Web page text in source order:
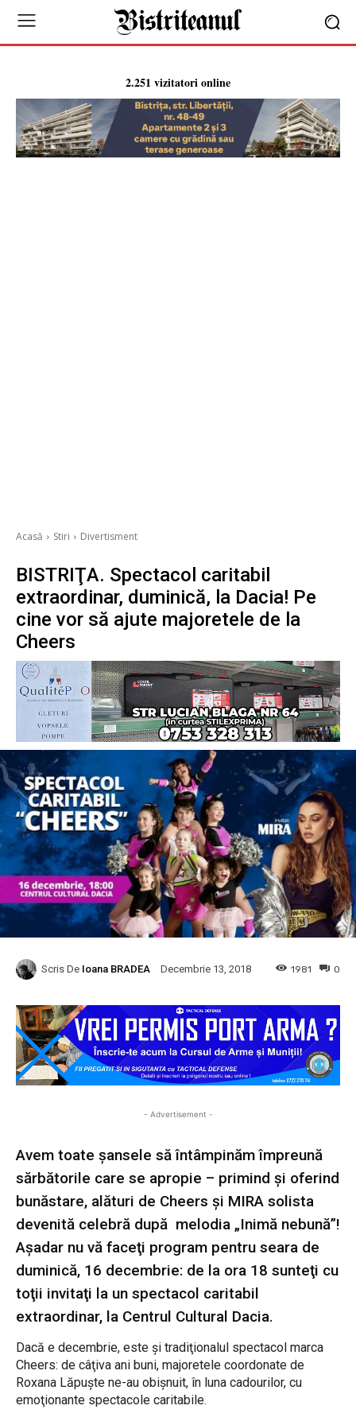
2.251 vizitatori online
Acasă Stiri Divertisment
BISTRIŢA. Spectacol caritabil
extraordinar, duminică, la Dacia! Pe
cine vor să ajute majoretele de la
Cheers
Scris De Ioana BRADEA Decembrie 13, 2018 0
1981
- Advertisement -
Avem toate şansele să întâmpinăm împreună
sărbătorile care se apropie – primind și oferind
bunăstare, alături de Cheers și MIRA solista
devenită celebră după melodia „Inimă nebună”!
Aşadar nu vă faceţi program pentru seara de
duminică, 16 decembrie: de la ora 18 sunteţi cu
toţii invitaţi la un spectacol caritabil
extraordinar, la Centrul Cultural Dacia.
Dacă e decembrie, este şi tradiţionalul spectacol marca
Cheers: de câţiva ani buni, majoretele coordonate de
Roxana Lăpuşte ne-au obişnuit, în luna cadourilor, cu
emoţionante spectacole caritabile.